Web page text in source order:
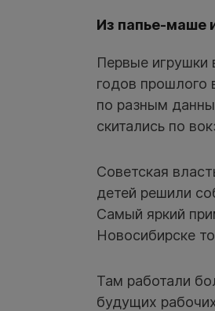
Из папье-маше
Первые игрушки
годов прошлого
по разным
скитались по
Советская
детей решили
Самый яркий
Новосибирске
Там работали
будущих